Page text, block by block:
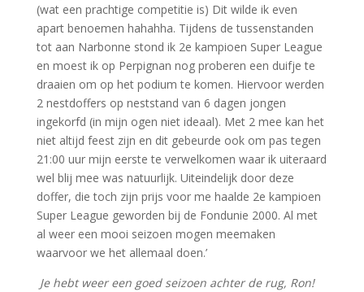
(wat een prachtige competitie is) Dit wilde ik even
apart benoemen hahahha. Tijdens de tussenstanden
tot aan Narbonne stond ik 2e kampioen Super League
en moest ik op Perpignan nog proberen een duifje te
draaien om op het podium te komen. Hiervoor werden
2 nestdoffers op neststand van 6 dagen jongen
ingekorfd (in mijn ogen niet ideaal). Met 2 mee kan het
niet altijd feest zijn en dit gebeurde ook om pas tegen
21:00 uur mijn eerste te verwelkomen waar ik uiteraard
wel blij mee was natuurlijk. Uiteindelijk door deze
doffer, die toch zijn prijs voor me haalde 2e kampioen
Super League geworden bij de Fondunie 2000. Al met
al weer een mooi seizoen mogen meemaken
waarvoor we het allemaal doen.’
Je hebt weer een goed seizoen achter de rug, Ron!